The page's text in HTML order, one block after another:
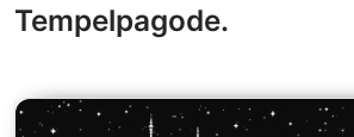
Tempelpagode.